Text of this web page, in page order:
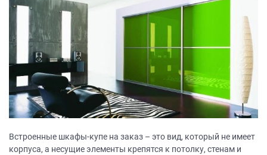
Встроенные шкафы-купе на заказ – это вид, который не имеет
корпуса, а несущие элементы крепятся к потолку, стенам и